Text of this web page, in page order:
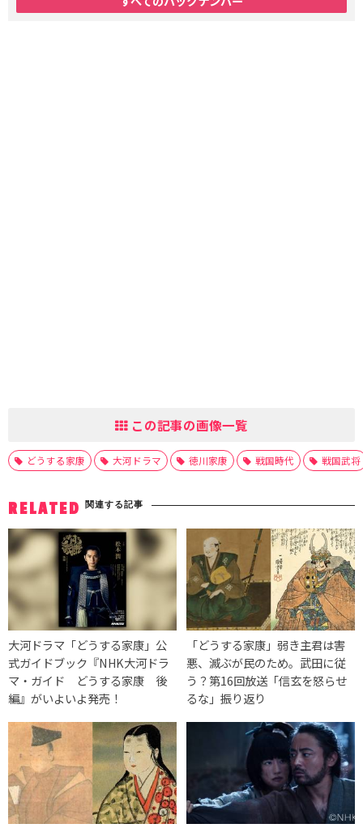
この記事の画像一覧
どうする家康 大河ドラマ 徳川家康 戦国時代 戦国武将
RELATED 関連する記事
大河ドラマ「どうする家康」公
式ガイドブック『NHK大河ドラ
マ・ガイド どうする家康 後
編』がいよいよ発売！
「どうする家康」弱き主君は害
悪、滅ぶが民のため。武田に従
う？第16回放送「信玄を怒らせ
るな」振り返り